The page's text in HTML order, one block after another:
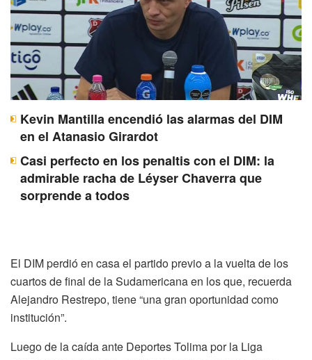
Kevin Mantilla encendió las alarmas del DIM
en el Atanasio Girardot
Casi perfecto en los penaltis con el DIM: la
admirable racha de Léyser Chaverra que
sorprende a todos
El DIM perdió en casa el partido previo a la vuelta de los
cuartos de final de la Sudamericana en los que, recuerda
Alejandro Restrepo, tiene “una gran oportunidad como
institución”.
Luego de la caída ante Deportes Tolima por la Liga